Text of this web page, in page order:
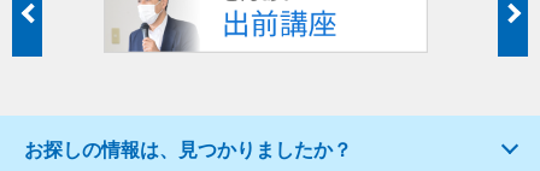
お探しの情報は、見つかりましたか？